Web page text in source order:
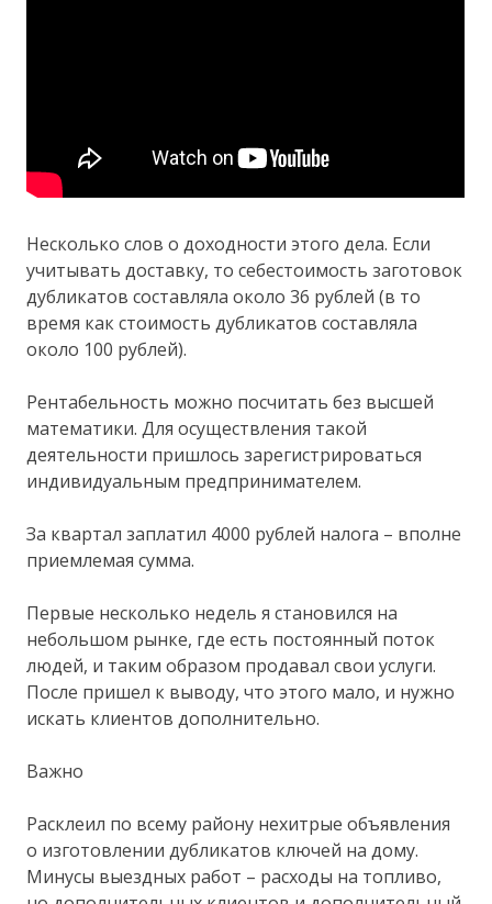
Несколько слов о доходности этого дела. Если
учитывать доставку, то себестоимость заготовок
дубликатов составляла около 36 рублей (в то
время как стоимость дубликатов составляла
около 100 рублей).
Рентабельность можно посчитать без высшей
математики. Для осуществления такой
деятельности пришлось зарегистрироваться
индивидуальным предпринимателем.
За квартал заплатил 4000 рублей налога – вполне
приемлемая сумма.
Первые несколько недель я становился на
небольшом рынке, где есть постоянный поток
людей, и таким образом продавал свои услуги.
После пришел к выводу, что этого мало, и нужно
искать клиентов дополнительно.
Важно
Расклеил по всему району нехитрые объявления
о изготовлении дубликатов ключей на дому.
Минусы выездных работ – расходы на топливо,